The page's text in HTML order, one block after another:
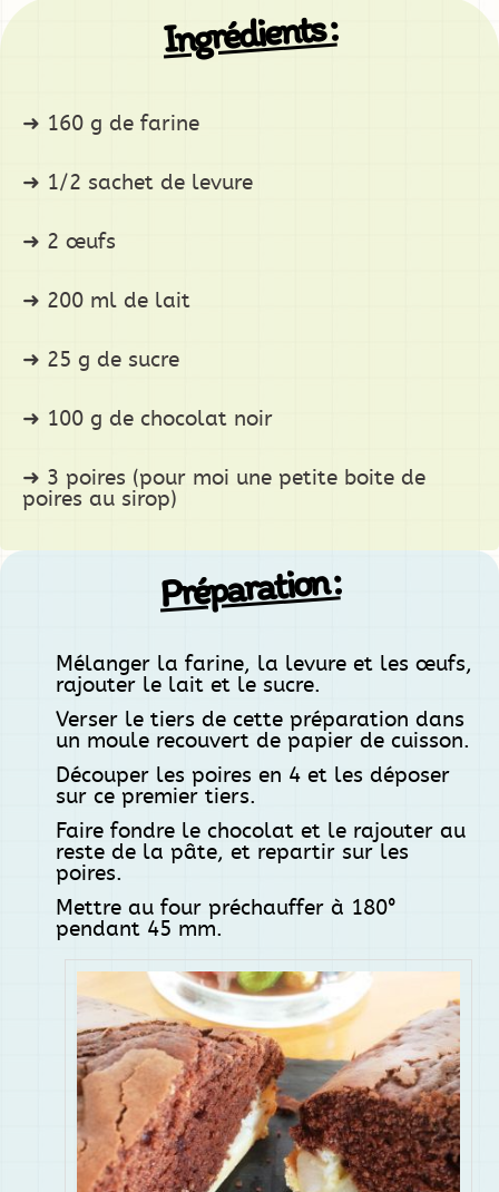
Ingrédients :
160 g de farine
1/2 sachet de levure
2 œufs
200 ml de lait
25 g de sucre
100 g de chocolat noir
3 poires (pour moi une petite boite de
poires au sirop)
Préparation :
Mélanger la farine, la levure et les œufs,
rajouter le lait et le sucre.
Verser le tiers de cette préparation dans
un moule recouvert de papier de cuisson.
Découper les poires en 4 et les déposer
sur ce premier tiers.
Faire fondre le chocolat et le rajouter au
reste de la pâte, et repartir sur les
poires.
Mettre au four préchauffer à 180°
pendant 45 mm.